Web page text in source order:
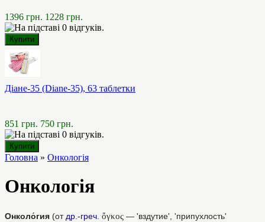
1396 грн. 1228 грн.
Діане-35 (Diane-35), 63 таблетки
851 грн. 750 грн.
Головна » Онкологія
Онкологія
Онколо́гия (отдр.-греч. ὄγκος — 'вздутие', 'припухлость'